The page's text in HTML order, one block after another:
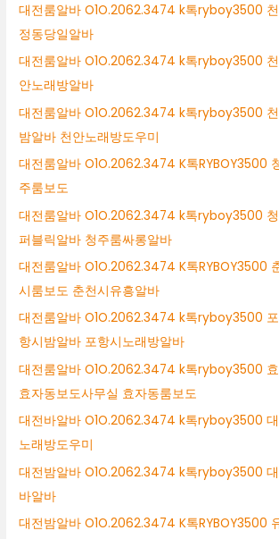
대전룸알바 O1O.2062.3474 k톡ryboy3500
정동당일알바
대전룸알바 O1O.2062.3474 k톡ryboy3500
안노래방알바
대전룸알바 O1O.2062.3474 k톡ryboy3500
밤알바 천안노래방도우미
대전룸알바 O1O.2062.3474 K톡RYBOY3500
주룸보도
대전룸알바 O1O.2062.3474 k톡ryboy3500
퍼블릭알바 청주룸싸롱알바
대전룸알바 O1O.2062.3474 K톡RYBOY3500
시룸보도 춘천시유흥알바
대전룸알바 O1O.2062.3474 k톡ryboy3500
항시밤알바 포항시노래방알바
대전룸알바 O1O.2062.3474 k톡ryboy3500
효자동보도사무실 효자동룸보도
대전바알바 O1O.2062.3474 k톡ryboy3500
노래방도우미
대전밤알바 O1O.2062.3474 k톡ryboy3500
바알바
대전밤알바 O1O.2062.3474 K톡RYBOY3500